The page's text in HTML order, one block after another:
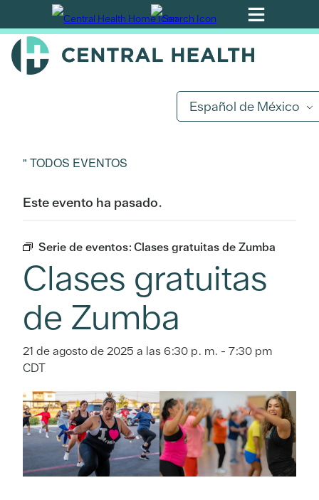
Ir
al
contenido
Español de México
" TODOS EVENTOS
Este evento ha pasado.
Serie de eventos:Clases gratuitas de Zumba
Clases gratuitas
de Zumba
21 de agosto de 2025 a las 6:30 p. m. - 7:30 pm
CDT